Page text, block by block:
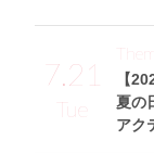
7.21
Tue
【
夏の
アク
Theme